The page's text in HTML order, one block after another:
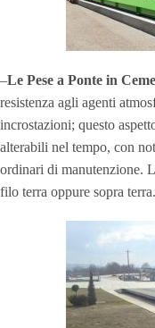
–Le Pese a Ponte in
resistenza agli agenti
incrostazioni; questo
alterabili nel tempo, con
ordinari di manutenzione. L
filo terra oppure sopra terra.